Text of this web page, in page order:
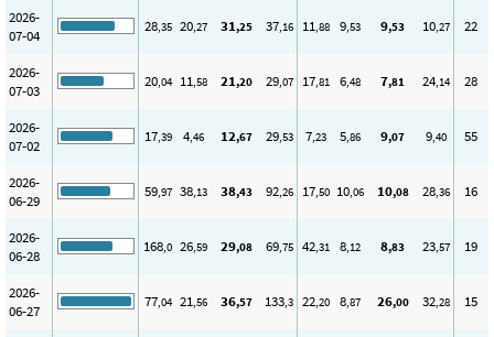
2026-
07-04
28,35 20,27 31,25 37,16 11,88 9,53 9,53 10,27 22
2026-
07-03
20,04 11,58 21,20 29,07 17,81 6,48 7,81 24,14 28
2026-
07-02
17,39 4,46 12,67 29,53 7,23 5,86 9,07 9,40 55
2026-
06-29
59,97 38,13 38,43 92,26 17,50 10,06 10,08 28,36 16
2026-
06-28
168,0 26,59 29,08 69,75 42,31 8,12 8,83 23,57 19
2026-
06-27
77,04 21,56 36,57 133,3 22,20 8,87 26,00 32,28 15